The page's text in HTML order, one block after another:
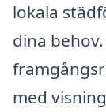
lokala
dina
med